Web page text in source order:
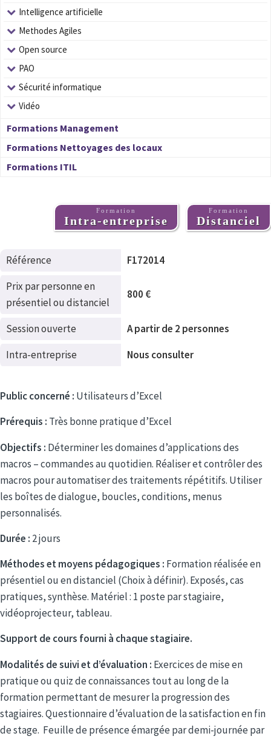
Intelligence artificielle
Methodes Agiles
Open source
PAO
Sécurité informatique
Vidéo
Formations Management
Formations Nettoyages des locaux
Formations ITIL
Formation
Intra-entreprise
Formation
Distanciel
Référence
F172014
Prix par personne en
présentiel ou distanciel
800 €
Session ouverte
A partir de 2 personnes
Intra-entreprise
Nous consulter
Public concerné : Utilisateurs d’Excel
Prérequis : Très bonne pratique d’Excel
Objectifs : Déterminer les domaines d’applications des
macros – commandes au quotidien. Réaliser et contrôler des
macros pour automatiser des traitements répétitifs. Utiliser
les boîtes de dialogue, boucles, conditions, menus
personnalisés.
Durée : 2 jours
Méthodes et moyens pédagogiques : Formation réalisée en
présentiel ou en distanciel (Choix à définir). Exposés, cas
pratiques, synthèse. Matériel : 1 poste par stagiaire,
vidéoprojecteur, tableau.
Support de cours fourni à chaque stagiaire.
Modalités de suivi et d’évaluation : Exercices de mise en
pratique ou quiz de connaissances tout au long de la
formation permettant de mesurer la progression des
stagiaires. Questionnaire d’évaluation de la satisfaction en fin
de stage. Feuille de présence émargée par demi-journée par